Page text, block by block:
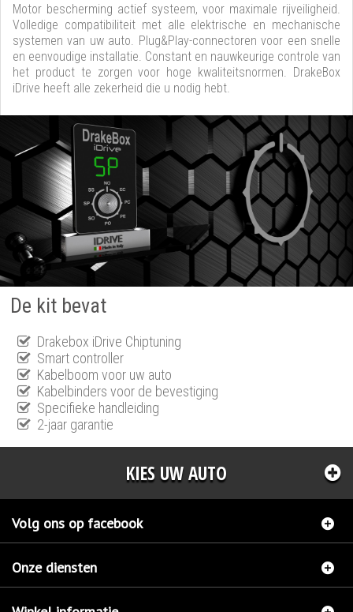
Motor bescherming actief systeem, voor maximale rijveiligheid.
Volledige compatibiliteit met alle elektrische en mechanische
systemen van uw auto. Plug&Play-connectoren voor een snelle
en eenvoudige installatie. Constant en nauwkeurige controle van
het product te zorgen voor hoge kwaliteitsnormen. DrakeBox
iDrive heeft alle zekerheid die u nodig hebt.
De kit bevat
Drakebox iDrive Chiptuning
Smart controller
Kabelboom voor uw auto
Kabelbinders voor de bevestiging
Specifieke handleiding
2-jaar garantie
KIES UW AUTO
Volg ons op facebook
Onze diensten